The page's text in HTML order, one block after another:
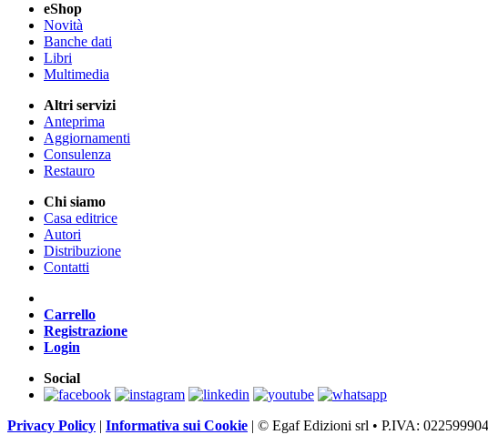
eShop
Novità
Banche dati
Libri
Multimedia
Altri servizi
Anteprima
Aggiornamenti
Consulenza
Restauro
Chi siamo
Casa editrice
Autori
Distribuzione
Contatti
Carrello
Registrazione
Login
Social
Privacy Policy | Informativa sui Cookie | © Egaf Edizioni srl • P.IVA: